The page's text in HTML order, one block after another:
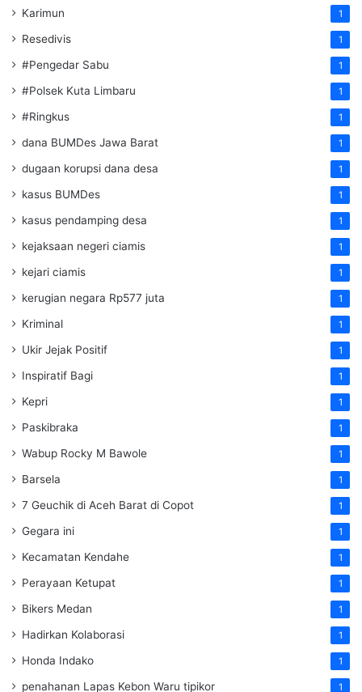
Karimun 1
Resedivis 1
#Pengedar Sabu 1
#Polsek Kuta Limbaru 1
#Ringkus 1
dana BUMDes Jawa Barat 1
dugaan korupsi dana desa 1
kasus BUMDes 1
kasus pendamping desa 1
kejaksaan negeri ciamis 1
kejari ciamis 1
kerugian negara Rp577 juta 1
Kriminal 1
Ukir Jejak Positif 1
Inspiratif Bagi 1
Kepri 1
Paskibraka 1
Wabup Rocky M Bawole 1
Barsela 1
7 Geuchik di Aceh Barat di Copot 1
Gegara ini 1
Kecamatan Kendahe 1
Perayaan Ketupat 1
Bikers Medan 1
Hadirkan Kolaborasi 1
Honda Indako 1
penahanan Lapas Kebon Waru tipikor 1